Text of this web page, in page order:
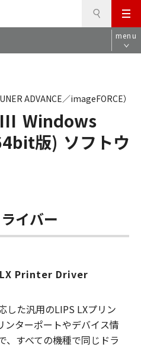
メ
ニ
ュ
menu
Windows
版) ソフトウ
ADVANCE／imageFORCE）
イバー
Printer Driver
した汎用のLIPS LXプリン
ンターポートやデバイス情
、すべての機種で同じドラ